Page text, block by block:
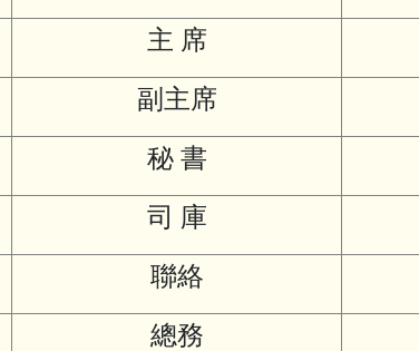
主 席
副主席
秘 書
司 庫
聯絡
總務